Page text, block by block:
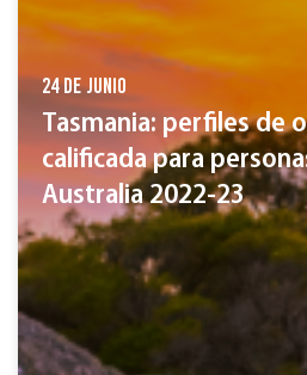
24 de junio
Tasmania: perfiles de
calificada para
Australia 2022-23